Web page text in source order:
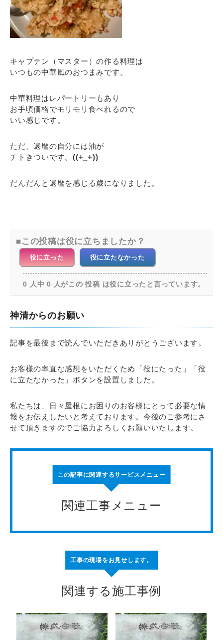
キャプテン（マスター）の作る料理は
いつもの中華風のおつまみです。
中華料理はレパートリーもあり
お手頃価格でモリモリ食べれるので
いい感じです。
ただ、還暦の自分には油が
チトきついです。 ((+_+))
だんだんと還暦を感じる歳になりました。
この投稿は役に立ちましたか？
役に立った 役に立たなかった
0 人中 0 人がこの 投稿 は役に立ったと言っています。
神清からのお願い
記事を最後まで読んでいただきありがとうございます。
お客様の率直な感想をいただくため「役にたった」「役
に立たなかった」ボタンを設置しました。
私たちは、日々屋根にお困りのお客様にとって必要な情
報をお伝えしたいと考えております。今後のご参考にさ
せて頂きますのでご協力よろしくお願いいたします。
この記事に関連するサービスメニュー
関連工事メニュー
工事の現場をお見せします。
関連する施工事例